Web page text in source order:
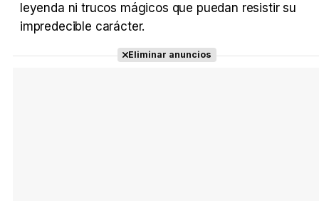
leyenda ni trucos mágicos que puedan resistir su
impredecible carácter.
Eliminar anuncios